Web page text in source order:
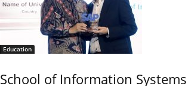
Education
School of Information